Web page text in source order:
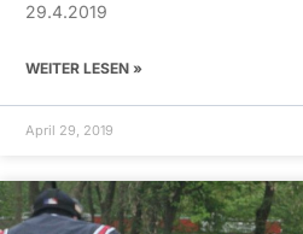
29.4.2019
WEITER LESEN »
April 29, 2019